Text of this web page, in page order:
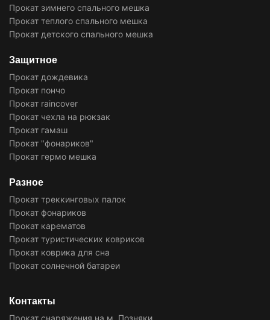
Прокат зимнего спального мешка
Прокат теплого спального мешка
Прокат детского спального мешка
Защитное
Прокат дождевика
Прокат пончо
Прокат raincover
Прокат чехла на рюкзак
Прокат гамаш
Прокат "фонариков"
Прокат гермо мешка
Разное
Прокат треккинговых палок
Прокат фонариков
Прокат карематов
Прокат туристических ковриков
Прокат коврика для сна
Прокат солнечной батареи
Контакты
Прокат снаряжения на м. Позняки